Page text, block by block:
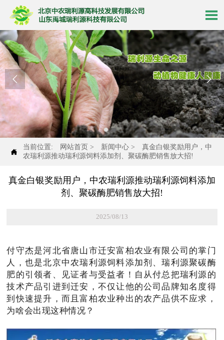

 

当前位置: 网站首页 > 新闻中心 >
真金白银奖励用户，中
农瑞利源推动瑞利源饲料添加剂、聚碳酶肥销售放大招!
真金白银奖励用户，中农瑞利源推动瑞利源饲料添加
剂、聚碳酶肥销售放大招!
2025/08/13
付守杰是河北省唐山市迁安富柏农业有限公司的掌门
人，也是北京中农瑞利源饲料添加剂、瑞利源聚碳酶
肥的引领者、见证者与受益者！自从付总把瑞利源的
技术产品引进到迁安，不仅让他的公司品牌知名度得
到快速提升，而且富柏农业种出的农产品供不应求，
为啥会出现这种情况？